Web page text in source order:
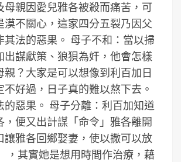
母親因愛兒雅各被殺而痛苦，可
漠不關心，這家四分五裂乃因父
其法的惡果。 母子不和：當以掃
出謀獻策、狼狽為奸，他會怎樣
親？大家是可以想像到利百加日
好過，日子真的難以熬下去。
的惡果。 母子分離：利百加知道
，便又出計謀「命令」雅各離開
讓雅各回鄉娶妻，使以撒可以放
，其實她是想用時間作治療，藉